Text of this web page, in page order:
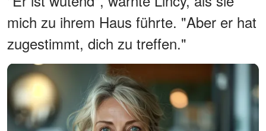
mich zu ihrem Haus führte. "Aber er hat
zugestimmt, dich zu treffen."